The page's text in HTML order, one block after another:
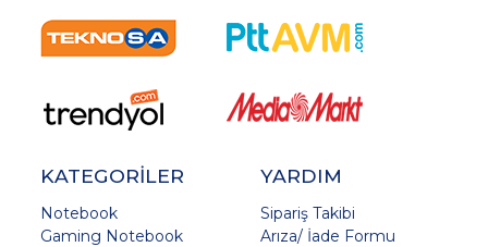
KATEGORİLER
Notebook
Gaming Notebook
YARDIM
Sipariş Takibi
Arıza/ İade Formu